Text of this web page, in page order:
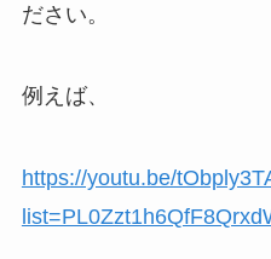
ださい。
例えば、
https://youtu.be/